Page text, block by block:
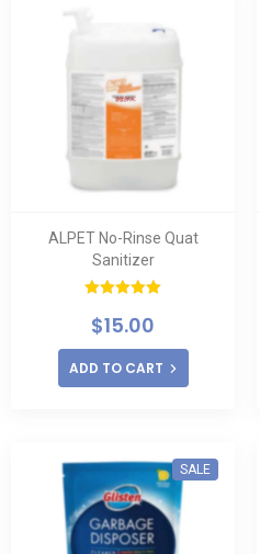
ALPET No-Rinse Quat
Sanitizer
out of 5
$15.00
ADD TO CART
SALE